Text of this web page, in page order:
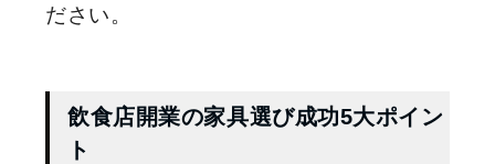
ださい。
飲食店開業の家具選び成功5大ポイン
ト